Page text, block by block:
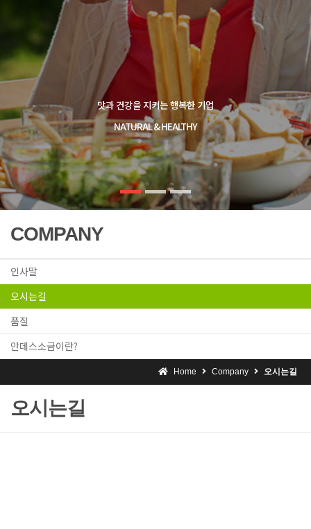
맛과 건강을 지키는 행복한 기업
NATURAL & HEALTHY
COMPANY
인사말
오시는길
품질
안데스소금이란?
Home Company 오시는길
오시는길